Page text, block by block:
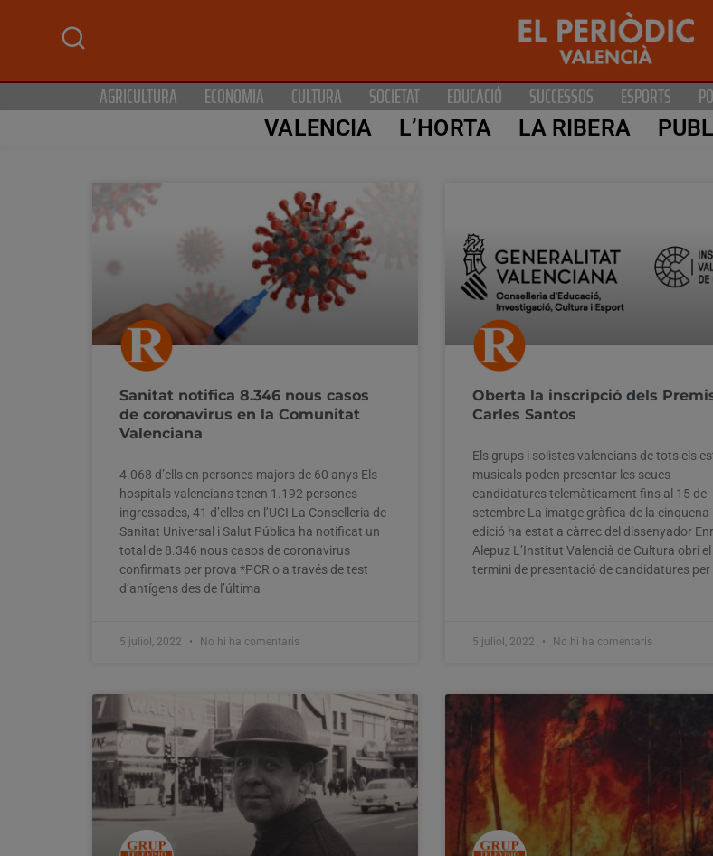
AGRICULTURA ECONOMIA CULTURA SOCIETAT EDUCACIÓ SUCCESSOS ESPORTS
VALENCIA L’HORTA LA RIBERA
Sanitat notifica 8.346 nous casos
de coronavirus en la Comunitat
Valenciana
4.068 d’ells en persones majors de 60 anys Els
hospitals valencians tenen 1.192 persones
ingressades, 41 d’elles en l’UCI La Conselleria de
Sanitat Universal i Salut Pública ha notificat un
total de 8.346 nous casos de coronavirus
confirmats per prova *PCR o a través de test
d’antígens des de l’última
5 juliol, 2022 No hi ha comentaris
Oberta la inscripció dels
Carles Santos
Els grups i solistes valencians de tots els
musicals poden presentar les seues
candidatures telemàticament fins al 15 de
setembre La imatge gràfica de la cinquena
edició ha estat a càrrec del dissenyador
Alepuz L’Institut Valencià de Cultura obri el
termini de presentació de candidatures per
5 juliol, 2022 No hi ha comentaris